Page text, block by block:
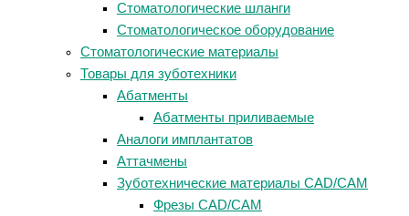
Стоматологические шланги
Стоматологическое оборудование
Стоматологические материалы
Товары для зуботехники
Абатменты
Абатменты приливаемые
Аналоги имплантатов
Аттачмены
Зуботехнические материалы CAD/CAM
Фрезы CAD/CAM